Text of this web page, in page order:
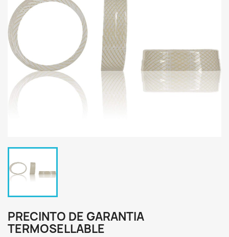
PRECINTO DE GARANTIA
TERMOSELLABLE